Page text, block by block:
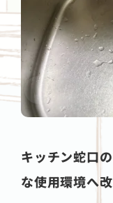
キッチン蛇口
な使用環境へ